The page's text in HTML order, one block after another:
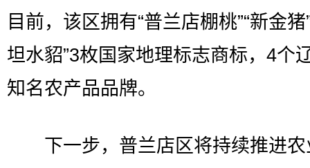
目前，该区拥有“普兰店棚桃”“新金猪
坦水貂”3枚国家地理标志商标，4个
知名农产品品牌。
下一步，普兰店区将持续推进农